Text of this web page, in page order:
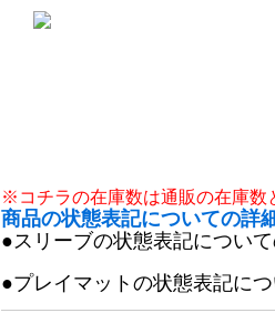
※コチラの在庫数は通販の在庫数
商品の状態表記についての詳
●スリーブの状態表記につい
●プレイマットの状態表記に